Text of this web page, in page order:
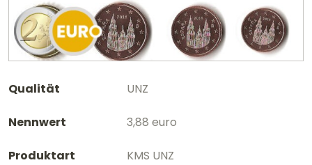
Qualität UNZ
Nennwert 3,88 euro
Produktart KMS UNZ